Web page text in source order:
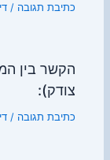
כתיבת תגובה /
הקשר בין
צודק):
כתיבת תגובה /